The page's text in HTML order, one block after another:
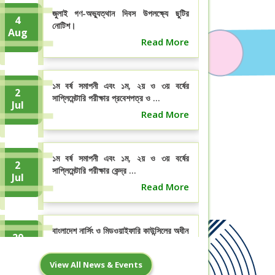
4
Aug
জুলাই গণ-অভ্যুত্থান দিবস উপলক্ষ্যে ছুটির
নোটিশ।
Read More
2
Jul
১ম বর্ষ সমাপনী এবং ১ম, ২য় ও ৩য় বর্ষের
সাপ্লিমেন্টারি পরীক্ষার প্রবেশপত্র ও ...
Read More
2
Jul
১ম বর্ষ সমাপনী এবং ১ম, ২য় ও ৩য় বর্ষের
সাপ্লিমেন্টারি পরীক্ষার কেন্দ্র ...
Read More
29
বাংলাদেশ নার্সিং ও মিডওয়াইফারি কাউন্সিলের অধীন
Read More
View All News & Events